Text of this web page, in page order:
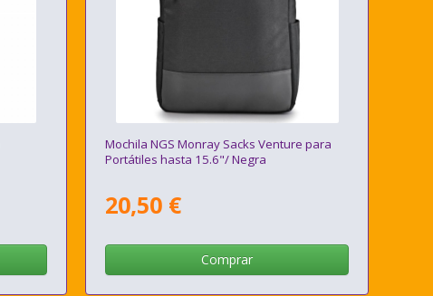
Mochila NGS Monray Sacks Venture para
Portátiles hasta 15.6"/ Negra
20,50 €
Comprar